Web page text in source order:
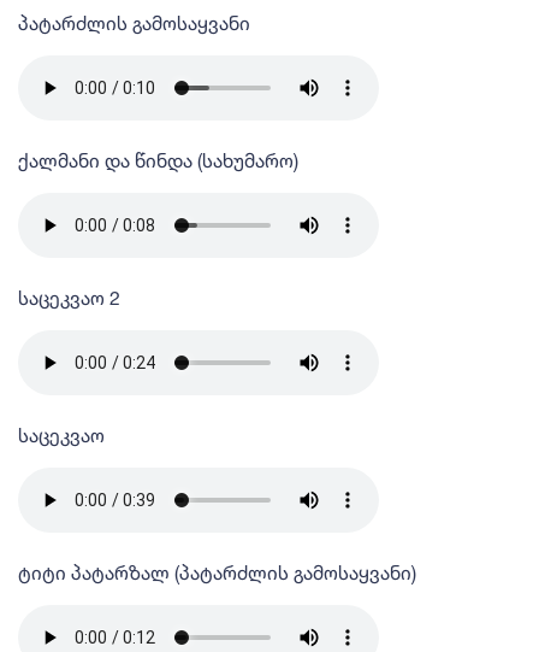
პატარძლის გამოსაყვანი
ქალმანი და წინდა (სახუმარო)
საცეკვაო 2
საცეკვაო
ტიტი პატარზალ (პატარძლის გამოსაყვანი)